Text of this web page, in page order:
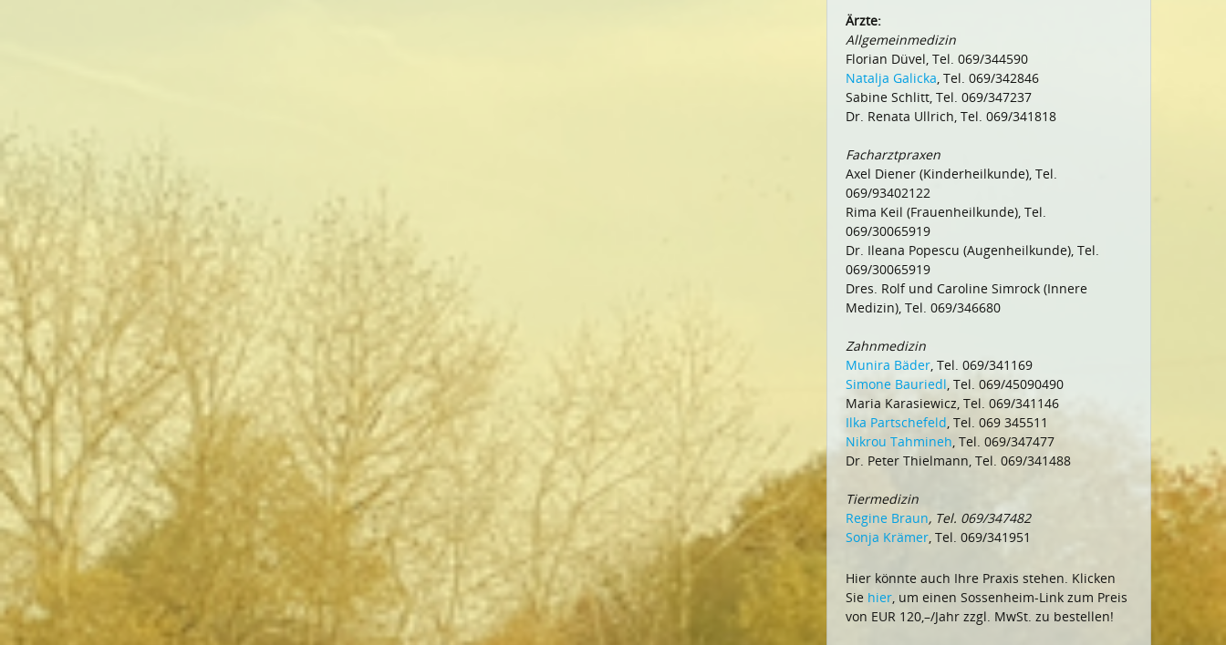
Ärzte:
Allgemeinmedizin
Florian Düvel, Tel. 069/344590
Natalja Galicka, Tel. 069/342846
Sabine Schlitt, Tel. 069/347237
Dr. Renata Ullrich, Tel. 069/341818
Facharztpraxen
Axel Diener (Kinderheilkunde), Tel.
069/93402122
Rima Keil (Frauenheilkunde), Tel.
069/30065919
Dr. Ileana Popescu (Augenheilkunde), Tel.
069/30065919
Dres. Rolf und Caroline Simrock (Innere
Medizin), Tel. 069/346680
Zahnmedizin
Munira Bäder, Tel. 069/341169
Simone Bauriedl, Tel. 069/45090490
Maria Karasiewicz, Tel. 069/341146
Ilka Partschefeld, Tel. 069 345511
Nikrou Tahmineh, Tel. 069/347477
Dr. Peter Thielmann, Tel. 069/341488
Tiermedizin
Regine Braun, Tel. 069/347482
Sonja Krämer, Tel. 069/341951
Hier könnte auch Ihre Praxis stehen. Klicken
Sie hier, um einen Sossenheim-Link zum Preis
von EUR 120,–/Jahr zzgl. MwSt. zu bestellen!